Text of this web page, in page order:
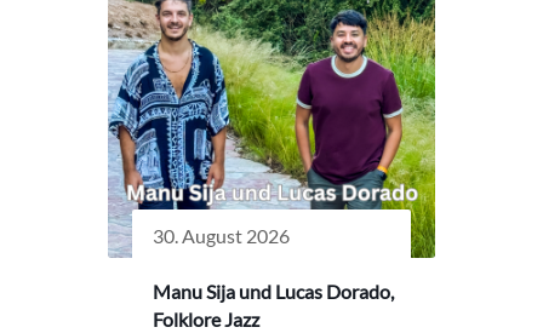
30. August 2026
Manu Sija und Lucas Dorado,
Folklore Jazz